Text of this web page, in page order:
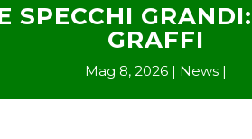
SPECCHI
GRAFFI
Mag 8, 2026 News